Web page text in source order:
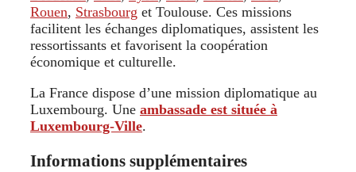
Rouen, Strasbourg et Toulouse. Ces missions
facilitent les échanges diplomatiques, assistent les
ressortissants et favorisent la coopération
économique et culturelle.
La France dispose d’une mission diplomatique au
Luxembourg. Une ambassade est située à
Luxembourg-Ville.
Informations supplémentaires